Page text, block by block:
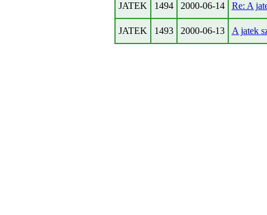
JATEK 1494 2000-06-14 Re: A
JATEK 1493 2000-06-13 A jatek